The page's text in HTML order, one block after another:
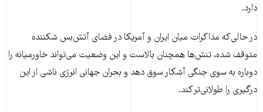
دارد.
در حالی‌که مذاکرات میان ایران و آمریکا در فضای آتش‌بس شکننده
متوقف شده، تنش‌ها همچنان بالاست و این وضعیت می‌تواند خاورمیانه را
دوباره به سوی جنگی آشکار سوق دهد و بحران جهانی انرژی ناشی از این
درگیری را طولانی‌تر کند.